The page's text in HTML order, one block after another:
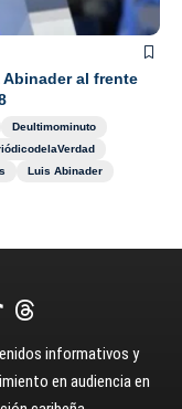
al frente
Deultimominuto
Luis Abinader
informativos y
en audiencia en